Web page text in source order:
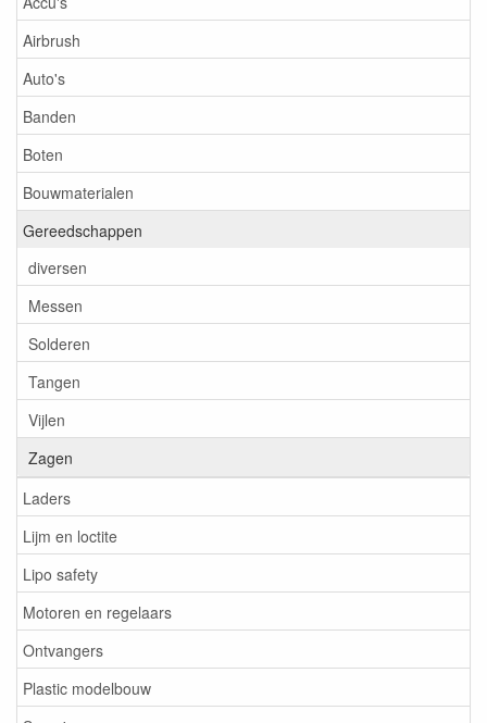
Airbrush
Auto's
Banden
Boten
Bouwmaterialen
Gereedschappen
diversen
Messen
Solderen
Tangen
Vijlen
Zagen
Laders
Lijm en loctite
Lipo safety
Motoren en regelaars
Ontvangers
Plastic modelbouw